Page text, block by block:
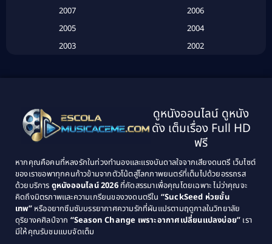
(134)
Classic หนังคลาสสิก(21)
Classic หนังคลาสสิก(25)
Comedy ตลก(46)
Comedy ตลก(515)
2007
2006
2005
2004
2003
2002
1995
1994
1993
1992
1989
1988
1987
1986
1985
1984
1983
1982
ดูหนังออนไลน์ ดูหนัง
ดัง เต็มเรื่อง Full HD
ฟรี
หากคุณคือคนที่หลงรักในท่วงทำนองและแรงบันดาลใจจากเสียงดนตรี เว็บไซต์
ของเราขอพาทุกคนก้าวข้ามจากตัวโน้ตสู่โลกภาพยนตร์ที่เต็มไปด้วยอรรถรส
ด้วยบริการ ดูหนังออนไลน์ 2026ที่คัดสรรมาเพื่อคุณโดยเฉพาะ ไม่ว่าคุณจะ
คิดถึงมิตรภาพและความเกรียนของวงดนตรีใน “SuckSeed ห่วยขั้น
เทพ”หรืออยากซึมซับบรรยากาศความรักที่ผันแปรตามฤดูกาลในวิทยาลัย
ดุริยางคศิลป์จาก “Season Change เพราะอากาศเปลี่ยนแปลงบ่อย” เรา
มีให้คุณรับชมแบบจัดเต็ม